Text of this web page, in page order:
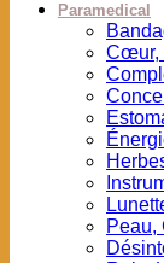
Paramedical
Cœur,
Peau,